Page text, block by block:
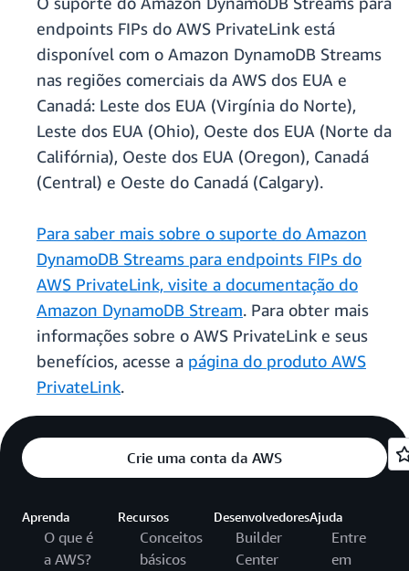
endpoints FIPs do AWS PrivateLink está
disponível com o Amazon DynamoDB Streams
nas regiões comerciais da AWS dos EUA e
Canadá: Leste dos EUA (Virgínia do Norte),
Leste dos EUA (Ohio), Oeste dos EUA (Norte da
Califórnia), Oeste dos EUA (Oregon), Canadá
(Central) e Oeste do Canadá (Calgary).
Para saber mais sobre o suporte do Amazon
DynamoDB Streams para endpoints FIPs do
AWS PrivateLink, visite a documentação do
Amazon DynamoDB Stream. Para obter mais
informações sobre o AWS PrivateLink e seus
benefícios, acesse a página do produto AWS
PrivateLink.
Crie uma conta da AWS
Aprenda
O que é
a AWS?
Recursos
Conceitos
básicos
Desenvolvedores
Builder
Center
Ajuda
Entre
em